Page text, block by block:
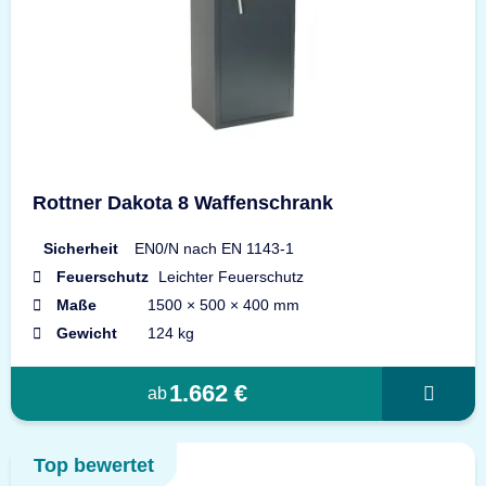
Rottner Dakota 8 Waffenschrank
Sicherheit
EN0/N nach EN 1143-1
Feuerschutz
Leichter Feuerschutz
Maße
1500 × 500 × 400 mm
Gewicht
124 kg
ab1.662 €
Top bewertet